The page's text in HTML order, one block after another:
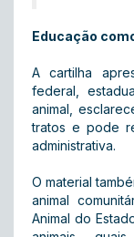
Educação
A cartilha
federal,
animal,
tratos e pode
administrativa.
O material
animal
Animal do